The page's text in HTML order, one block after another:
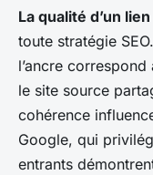
La qualité d’un
toute stratégie
l’ancre
le site source
cohérence
Google, qui
entrants